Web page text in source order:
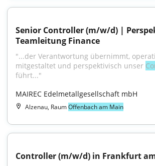
Senior Controller (m/w/d) |
Teamleitung Finance
"...der Verantwortung übernimmt,
mitgestaltet und perspektivisch unser
führt..."
MAIREC Edelmetallgesellschaft mbH
Alzenau, RaumOffenbach am Main
Controller (m/w/d) in Frankfurt